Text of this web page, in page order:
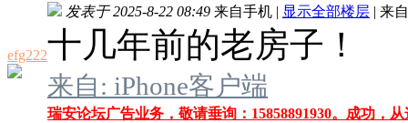
efg222
发表于 2025-8-22 08:49 来自手机 | 显示全部楼层 | 来
十几年前的老房子！
来自: iPhone客户端
瑞安论坛广告业务，敬请垂询：15858891930。成功，